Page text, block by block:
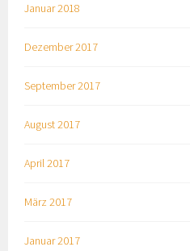
Januar 2018
Dezember 2017
September 2017
August 2017
April 2017
März 2017
Januar 2017